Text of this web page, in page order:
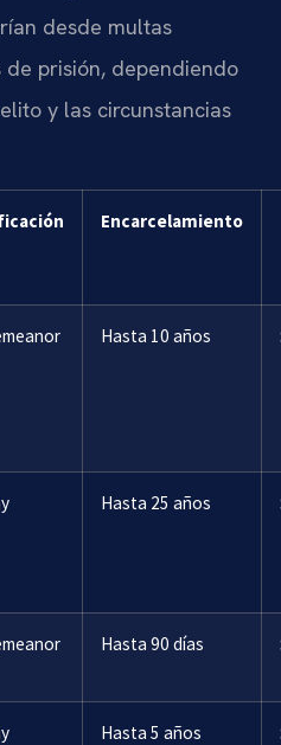
desde multas
prisión, dependiendo
y las circunstancias
Encarcelamiento
Hasta 10 años
Hasta 25 años
Hasta 90 días
Hasta 5 años